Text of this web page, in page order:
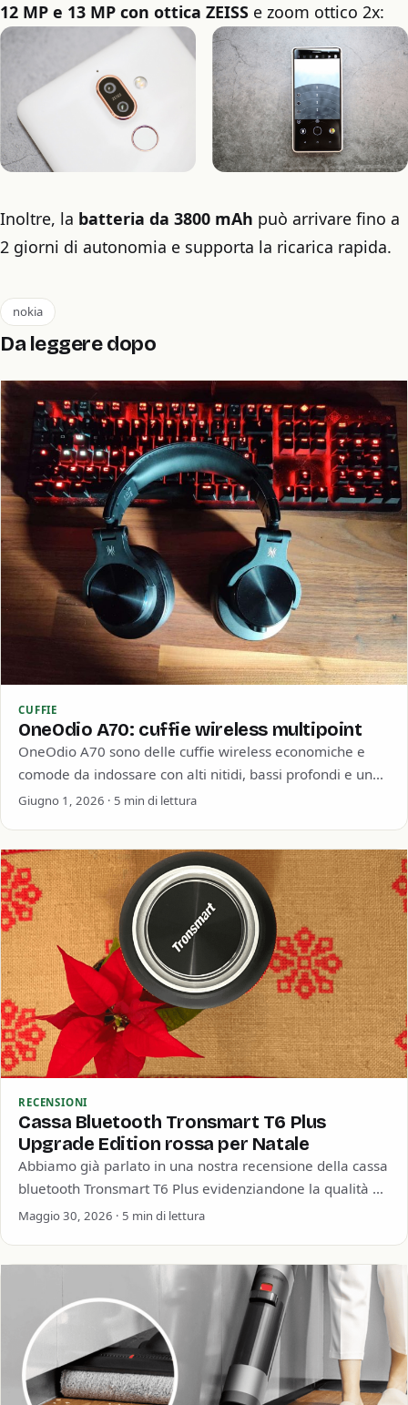
12 MP e 13 MP con ottica ZEISS e zoom ottico 2x:
Inoltre, la batteria da 3800 mAh può arrivare fino a
2 giorni di autonomia e supporta la ricarica rapida.
nokia
Da leggere dopo
CUFFIE
OneOdio A70: cuffie wireless multipoint
OneOdio A70 sono delle cuffie wireless economiche e
comode da indossare con alti nitidi, bassi profondi e una
buona durata della batteria.…
Giugno 1, 2026 · 5 min di lettura
RECENSIONI
Cassa Bluetooth Tronsmart T6 Plus
Upgrade Edition rossa per Natale
Abbiamo già parlato in una nostra recensione della cassa
bluetooth Tronsmart T6 Plus evidenziandone la qualità e
soprattutto la straordinaria durata della…
Maggio 30, 2026 · 5 min di lettura